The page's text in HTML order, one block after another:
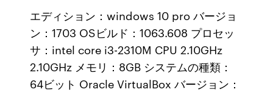
エディション：windows 10 pro バージョ
ン：1703 OSビルド：1063.608 プロセッ
サ：intel core i3-2310M CPU 2.10GHz
2.10GHz メモリ：8GB システムの種類：
64ビット Oracle VirtualBox バージョン：